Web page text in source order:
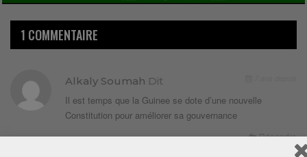
1 COMMENTAIRE
Alkaly Soumah Dit
Il est temps que la Guinee se dote d’une nouvelle
Constitution pour améliorer sa gouvernance
Répondre